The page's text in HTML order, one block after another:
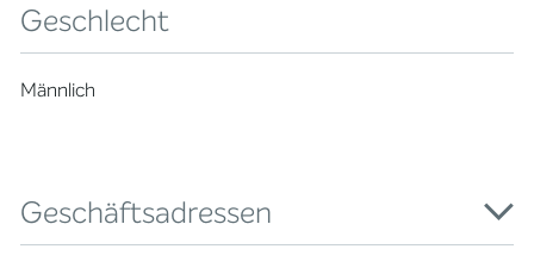
Geschlecht
Männlich
Geschäftsadressen